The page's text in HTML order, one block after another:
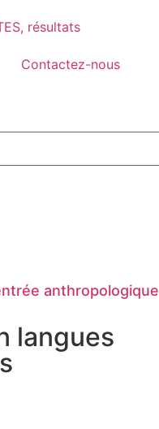
résultats
Contactez-nous
anthropologique
langues